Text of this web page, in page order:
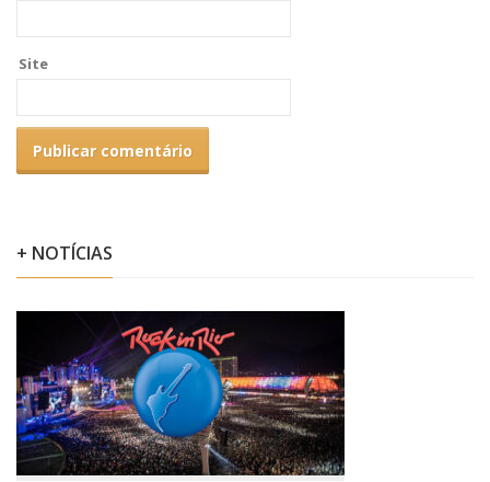
Site
+ NOTÍCIAS